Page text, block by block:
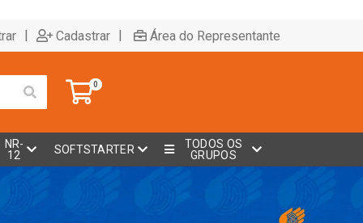
| Cadastrar | Área do Representante
0
NR-
12
SOFTSTARTER
TODOS OS
GRUPOS